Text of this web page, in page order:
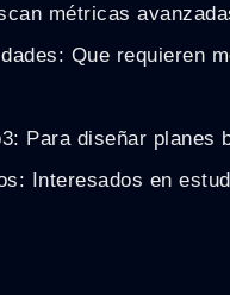
métricas
Que requieren
Para diseñar
Interesados en